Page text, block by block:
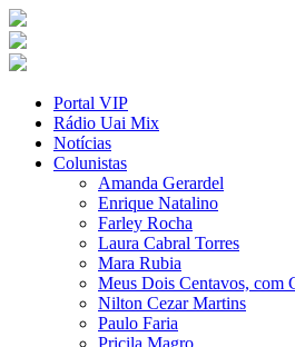
Portal VIP
Rádio Uai Mix
Notícias
Colunistas
Amanda Gerardel
Enrique Natalino
Farley Rocha
Laura Cabral Torres
Mara Rubia
Meus Dois Centavos, com
Nilton Cezar Martins
Paulo Faria
Pricila Magro